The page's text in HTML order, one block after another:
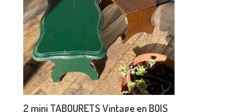
2 mini TABOURETS Vintage en BOIS